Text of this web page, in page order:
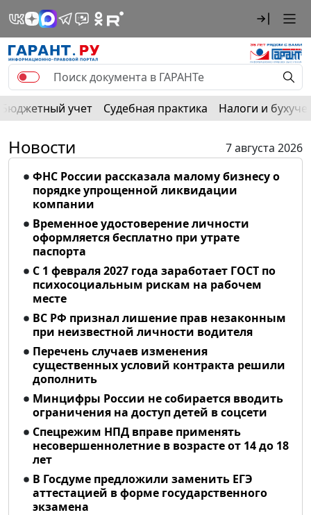
Бюджетный учет Судебная практика Налоги и
Новости
7 августа 2026
ФНС России рассказала малому бизнесу о
порядке упрощенной ликвидации
компании
Временное удостоверение личности
оформляется бесплатно при утрате
паспорта
С 1 февраля 2027 года заработает ГОСТ по
психосоциальным рискам на рабочем
месте
ВС РФ признал лишение прав незаконным
при неизвестной личности водителя
Перечень случаев изменения
существенных условий контракта решили
дополнить
Минцифры России не собирается вводить
ограничения на доступ детей в соцсети
Спецрежим НПД вправе применять
несовершеннолетние в возрасте от 14 до 18
лет
В Госдуме предложили заменить ЕГЭ
аттестацией в форме государственного
экзамена